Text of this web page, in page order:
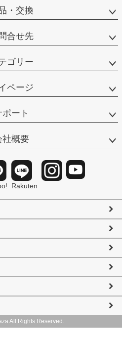
・交換
合せ先
ゴリー
ページ
ポート
社概要
Rakuten
All Rights Reserved.